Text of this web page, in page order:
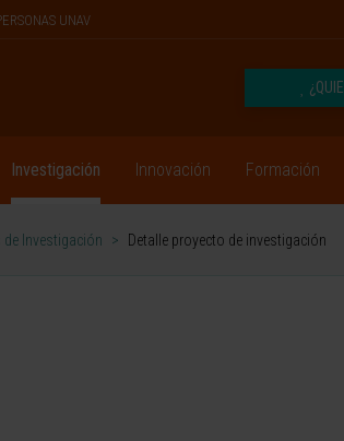
UNAV
Investigación Innovación Formación
de Investigación > Detalle proyecto de investigación